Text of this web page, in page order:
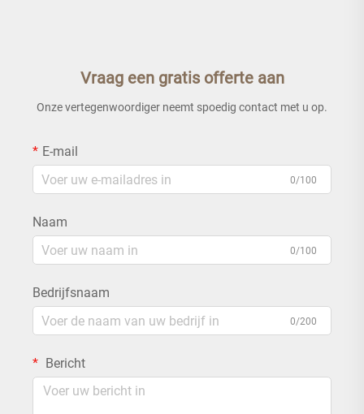
Vraag een gratis offerte aan
Onze vertegenwoordiger neemt spoedig contact met u op.
E-mail
0/100
Naam
0/100
Bedrijfsnaam
0/200
Bericht